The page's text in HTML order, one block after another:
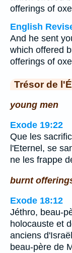
offerings of
English
And he sent
which offered
offerings of
Trésor de
young men
Exode 19:22
Que les
l'Eternel, se
ne les frappe
burnt
Exode 18:12
Jéthro, beau-
holocauste et
anciens
beau-père de